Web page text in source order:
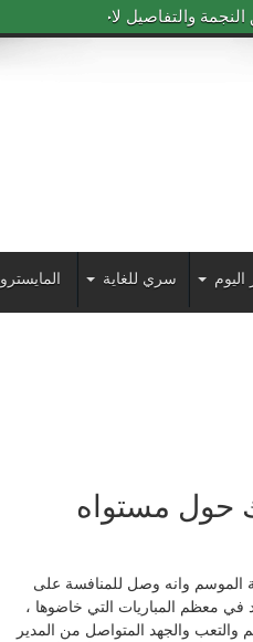
والتفاصيل لاحقاً
سري للغاية المايسترو
حول مستواه
الموسم وانه وصل للمنافسة على
في معظم المباريات التي خاضوها ،
والتعب والجهد المتواصل من المدير